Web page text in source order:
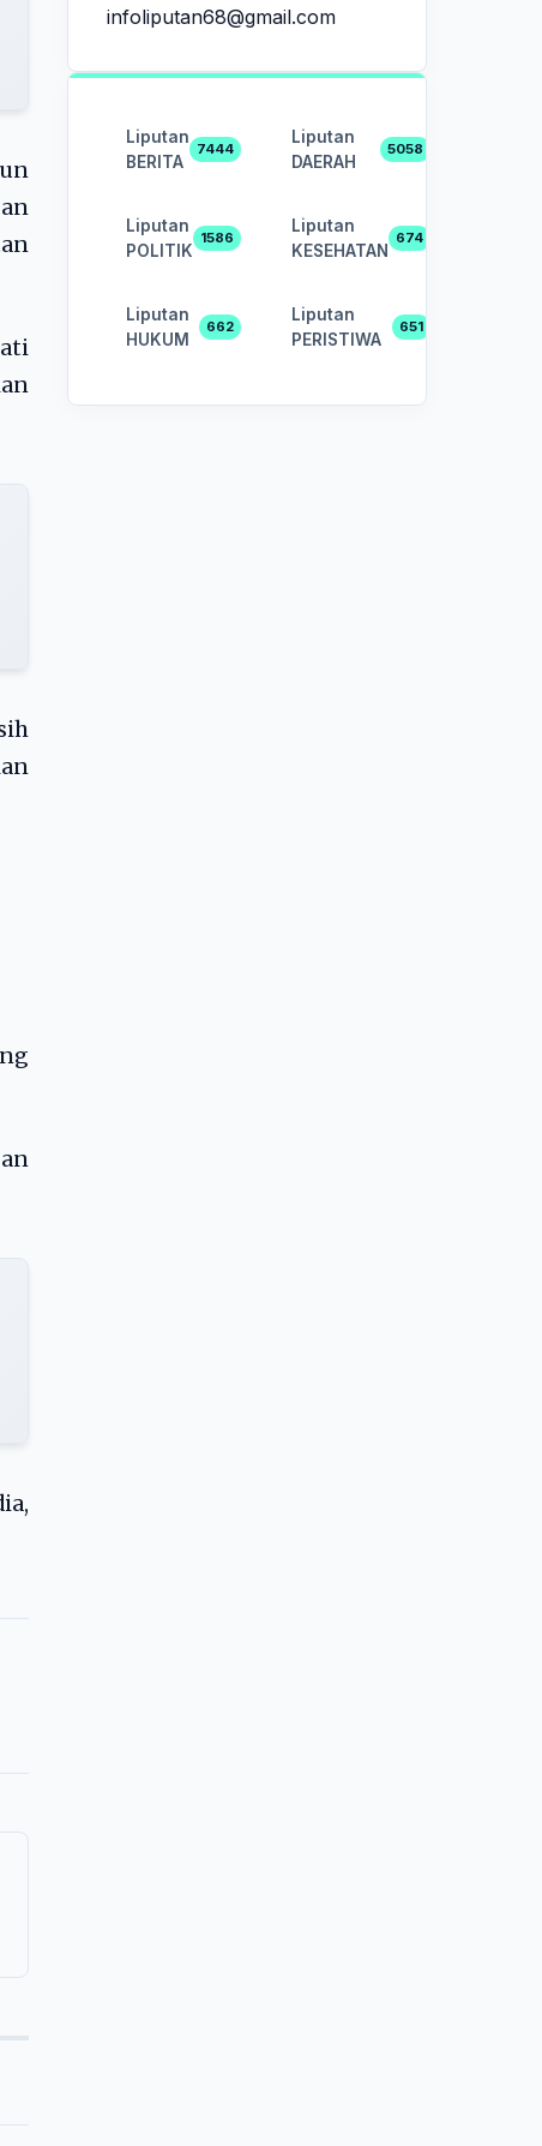
infoliputan68@gmail.com
Liputan
BERITA
7444
Liputan
DAERAH
5058
Liputan
POLITIK
1586
Liputan
KESEHATAN
674
Liputan
HUKUM
662
Liputan
PERISTIWA
651